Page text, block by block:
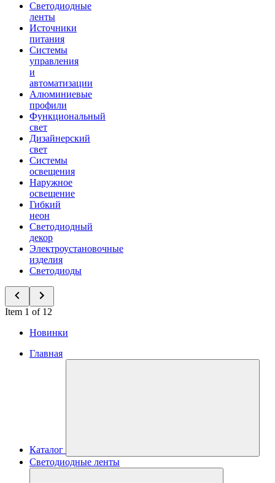
Светодиодные
ленты
Источники
питания
Системы
управления
и
автоматизации
Алюминиевые
профили
Функциональный
свет
Дизайнерский
свет
Системы
освещения
Наружное
освещение
Гибкий
неон
Светодиодный
декор
Электроустановочные
изделия
Светодиоды
Item 1 of 12
Новинки
Главная
Каталог
Светодиодные ленты